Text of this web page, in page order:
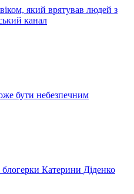
який врятував людей з
канал
бути небезпечним
Катерини Діденко